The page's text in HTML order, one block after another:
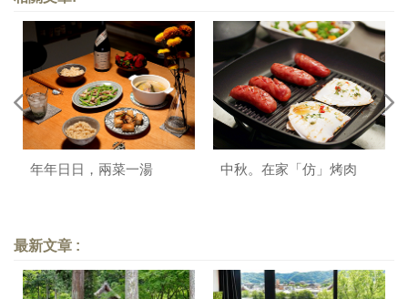
年年日日，兩菜一湯 中秋。在家「仿」烤肉
最新文章 :